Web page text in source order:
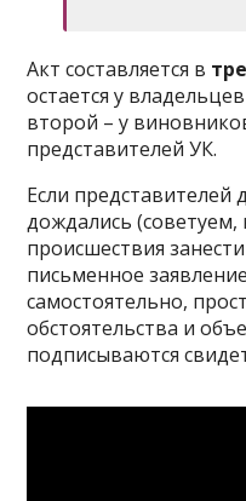
Акт составляется в
остается у
второй – у
представителей УК.
Если представителей
дождались (советуем,
происшествия
письменное
самостоятельно,
обстоятельства и
подписываются